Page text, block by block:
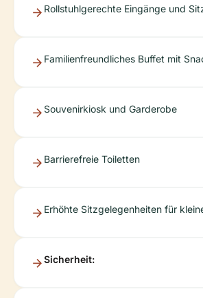
Rollstuhlgerechte Eingänge und
Familienfreundliches Buffet mit
Souvenirkiosk und Garderobe
Barrierefreie Toiletten
Erhöhte Sitzgelegenheiten für
Sicherheit: